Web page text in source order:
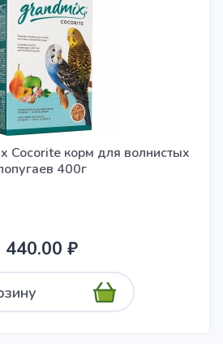
Cocorite корм для волнистых
400г
440.00 ₽